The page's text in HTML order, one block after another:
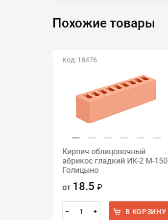
Похожие товары
Код: 18476
Кирпич облицовочный
абрикос гладкий ИК-2 М-150
Голицыно
от 18.5 ₽
– + В КОРЗИНУ